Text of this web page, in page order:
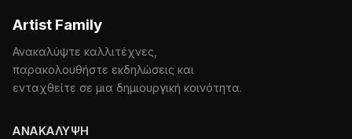
Artist Family
Ανακαλύψτε καλλιτέχνες,
παρακολουθήστε εκδηλώσεις και
ενταχθείτε σε μια δημιουργική κοινότητα.
ΑΝΑΚΆΛΥΨΗ